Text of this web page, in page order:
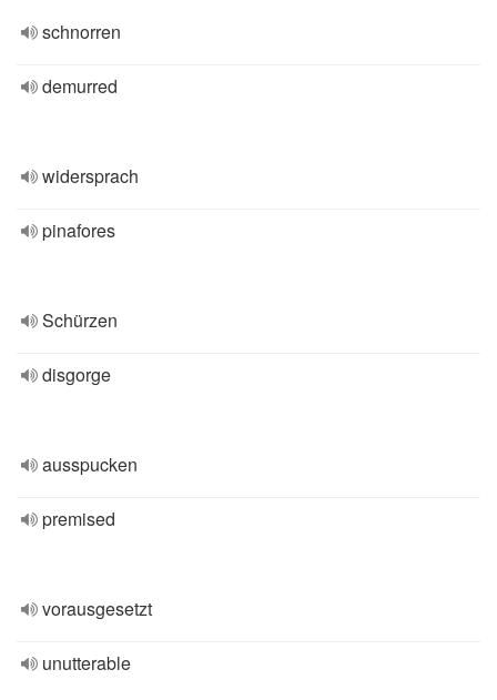
schnorren
demurred
widersprach
pinafores
Schürzen
disgorge
ausspucken
premised
vorausgesetzt
unutterable